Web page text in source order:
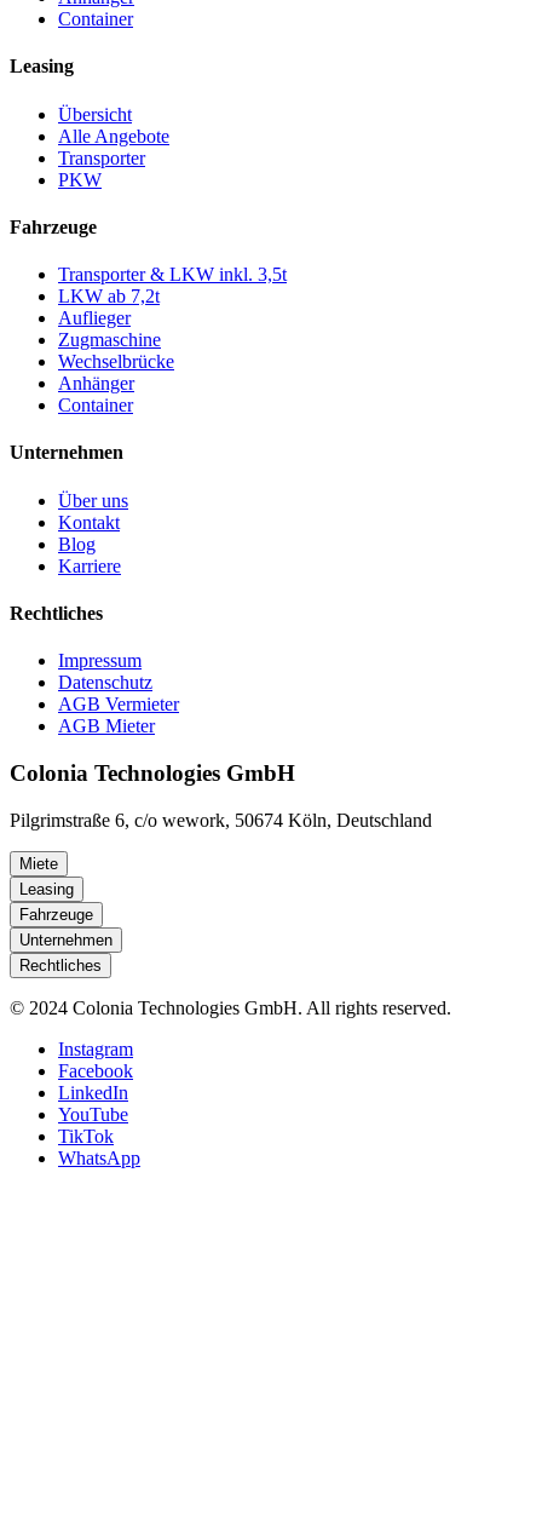
Container
Leasing
Übersicht
Alle Angebote
Transporter
PKW
Fahrzeuge
Transporter & LKW inkl. 3,5t
LKW ab 7,2t
Auflieger
Zugmaschine
Wechselbrücke
Anhänger
Container
Unternehmen
Über uns
Kontakt
Blog
Karriere
Rechtliches
Impressum
Datenschutz
AGB Vermieter
AGB Mieter
Colonia Technologies GmbH
Pilgrimstraße 6, c/o wework, 50674 Köln, Deutschland
Miete
Leasing
Fahrzeuge
Unternehmen
Rechtliches
© 2024 Colonia Technologies GmbH. All rights reserved.
Instagram
Facebook
LinkedIn
YouTube
TikTok
WhatsApp